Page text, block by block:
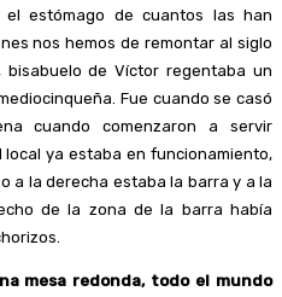
estómago de cuantos las han
nos hemos de remontar al siglo
bisabuelo de Víctor regentaba un
Fue cuando se casó
cuando comenzaron a servir
ya estaba en funcionamiento,
a la derecha estaba la barra y a la
de la zona de la barra había
mesa redonda, todo el mundo